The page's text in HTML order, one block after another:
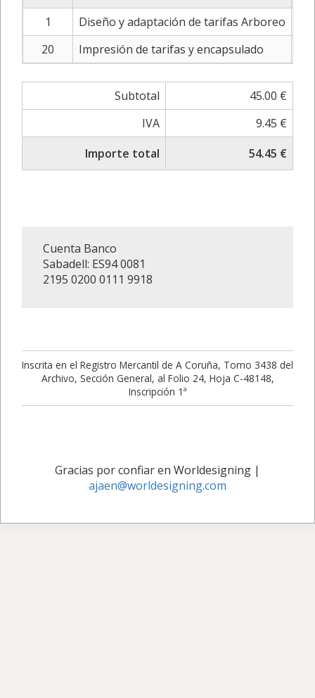
1
Diseño y adaptación de tarifas Arboreo
20
Impresión de tarifas y encapsulado
Subtotal
45.00 €
IVA
9.45 €
Importe total
54.45 €
Cuenta Banco
Sabadell: ES94 0081
2195 0200 0111 9918
Inscrita en el Registro Mercantil de A Coruña, Tomo 3438 del
Archivo, Sección General, al Folio 24, Hoja C-48148,
Inscripción 1ª
Gracias por confiar en Worldesigning |
ajaen@worldesigning.com